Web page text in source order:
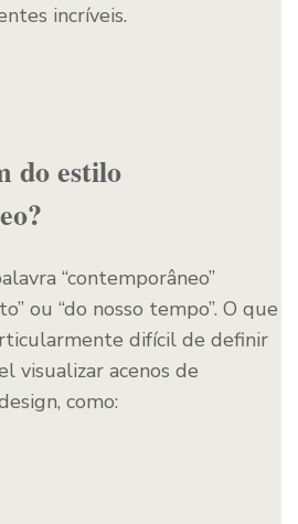
incríveis.
do estilo
“contemporâneo”
ou “do nosso tempo”. O que
difícil de definir
visualizar acenos de
como: